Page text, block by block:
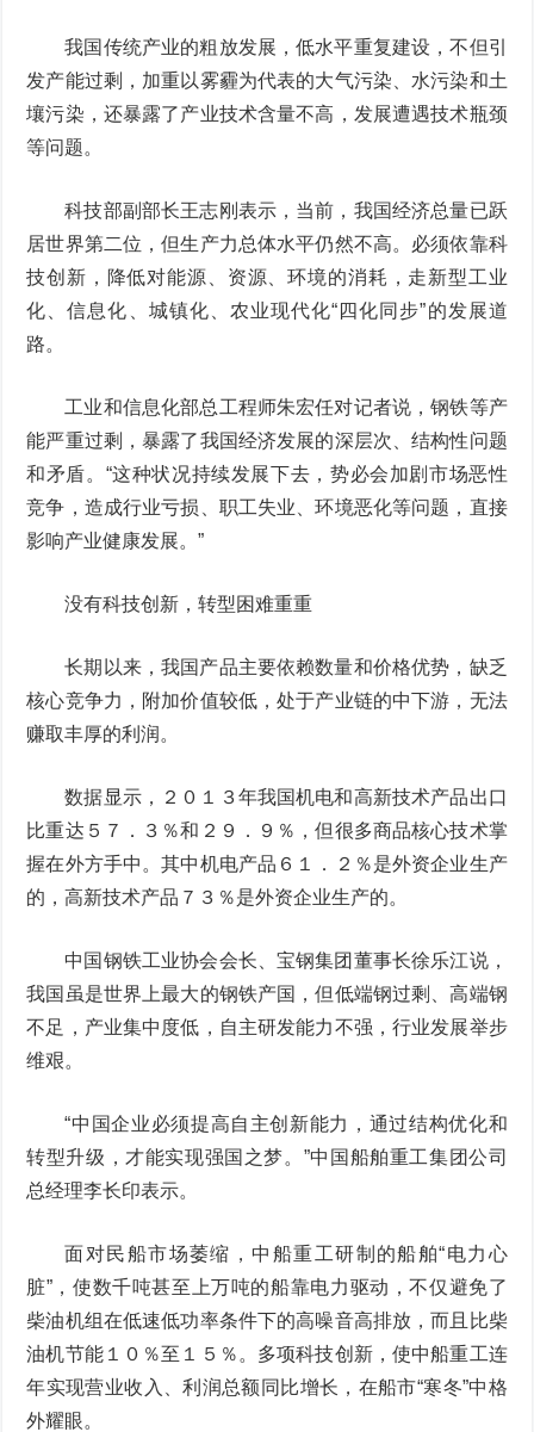
我国传统产业的粗放发展，低水平重复建设，不但引
发产能过剩，加重以雾霾为代表的大气污染、水污染和土
壤污染，还暴露了产业技术含量不高，发展遭遇技术瓶颈
等问题。
科技部副部长王志刚表示，当前，我国经济总量已跃
居世界第二位，但生产力总体水平仍然不高。必须依靠科
技创新，降低对能源、资源、环境的消耗，走新型工业
化、信息化、城镇化、农业现代化“四化同步”的发展道
路。
工业和信息化部总工程师朱宏任对记者说，钢铁等产
能严重过剩，暴露了我国经济发展的深层次、结构性问题
和矛盾。“这种状况持续发展下去，势必会加剧市场恶性
竞争，造成行业亏损、职工失业、环境恶化等问题，直接
影响产业健康发展。”
没有科技创新，转型困难重重
长期以来，我国产品主要依赖数量和价格优势，缺乏
核心竞争力，附加价值较低，处于产业链的中下游，无法
赚取丰厚的利润。
数据显示，２０１３年我国机电和高新技术产品出口
比重达５７．３％和２９．９％，但很多商品核心技术掌
握在外方手中。其中机电产品６１．２％是外资企业生产
的，高新技术产品７３％是外资企业生产的。
中国钢铁工业协会会长、宝钢集团董事长徐乐江说，
我国虽是世界上最大的钢铁产国，但低端钢过剩、高端钢
不足，产业集中度低，自主研发能力不强，行业发展举步
维艰。
“中国企业必须提高自主创新能力，通过结构优化和
转型升级，才能实现强国之梦。”中国船舶重工集团公司
总经理李长印表示。
面对民船市场萎缩，中船重工研制的船舶“电力心
脏”，使数千吨甚至上万吨的船靠电力驱动，不仅避免了
柴油机组在低速低功率条件下的高噪音高排放，而且比柴
油机节能１０％至１５％。多项科技创新，使中船重工连
年实现营业收入、利润总额同比增长，在船市“寒冬”中格
外耀眼。